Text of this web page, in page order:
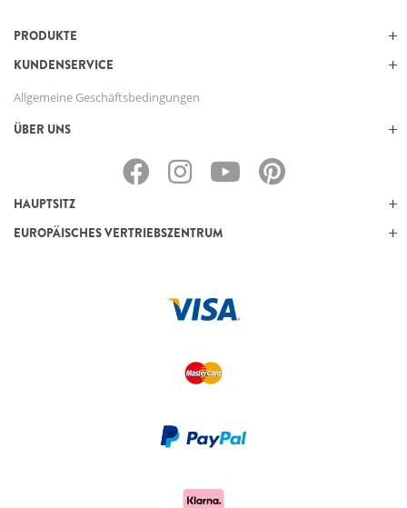
PRODUKTE
KUNDENSERVICE
Allgemeine Geschäftsbedingungen
ÜBER UNS
HAUPTSITZ
EUROPÄISCHES VERTRIEBSZENTRUM